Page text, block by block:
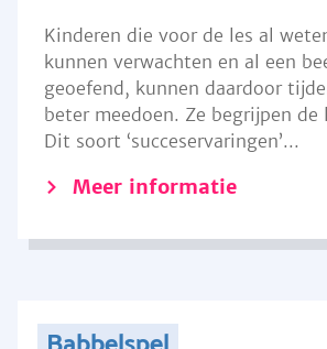
Kinderen die voor de les al
kunnen verwachten en al een
geoefend, kunnen daardoor
beter meedoen. Ze begrijpen de
Dit soort ‘succeservaringen’...
Meer informatie